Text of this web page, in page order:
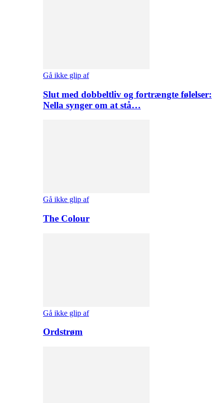
Gå ikke glip af
Slut med dobbeltliv og fortrængte følelser:
Nella synger om at stå…
Gå ikke glip af
The Colour
Gå ikke glip af
Ordstrøm